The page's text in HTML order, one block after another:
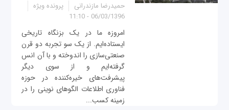
حمیدرضا مازندرانی
پرونده ویژه
06/03/1396 - 11:10
امروزه ما در یک بزنگاه تاریخی
ایستاده‌ایم. از یک سو تجربه دو قرن
صنعتی‌سازی را اندوخته‌ و با آن انس
گرفته‌ایم و از سوی دیگر
پیشرفت‌های خیره‌کننده در حوزه
فناوری اطلاعات الگوهای نوینی را در
زمینه کسب...